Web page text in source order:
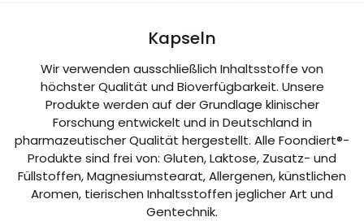
Kapseln
Wir verwenden ausschließlich Inhaltsstoffe von
höchster Qualität und Bioverfügbarkeit. Unsere
Produkte werden auf der Grundlage klinischer
Forschung entwickelt und in Deutschland in
pharmazeutischer Qualität hergestellt. Alle Foondiert®-
Produkte sind frei von: Gluten, Laktose, Zusatz- und
Füllstoffen, Magnesiumstearat, Allergenen, künstlichen
Aromen, tierischen Inhaltsstoffen jeglicher Art und
Gentechnik.